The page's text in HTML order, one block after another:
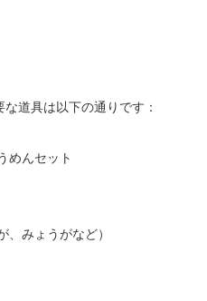
道具は以下の通りです：
めんセット
、みょうがなど）